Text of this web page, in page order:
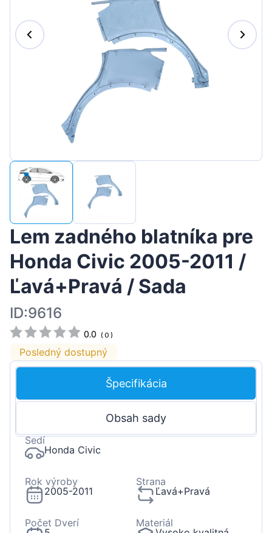
Suomen
Magyar
Lietuvių
Hrvatski
Português
Lem zadného blatníka pre
Honda Civic 2005-2011 /
Ľavá+Pravá / Sada
ID:9616
0.0 (0 )
Posledný dostupný
Špecifikácia
Obsah sady
Sedí
Honda Civic
Rok výroby
2005-2011
Strana
Ľavá+Pravá
Počet Dverí
Materiál